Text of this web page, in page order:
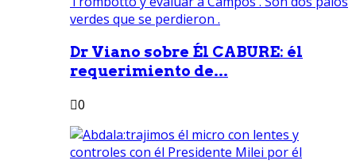
Dr Viano sobre Él CABURE: él
requerimiento de...
0